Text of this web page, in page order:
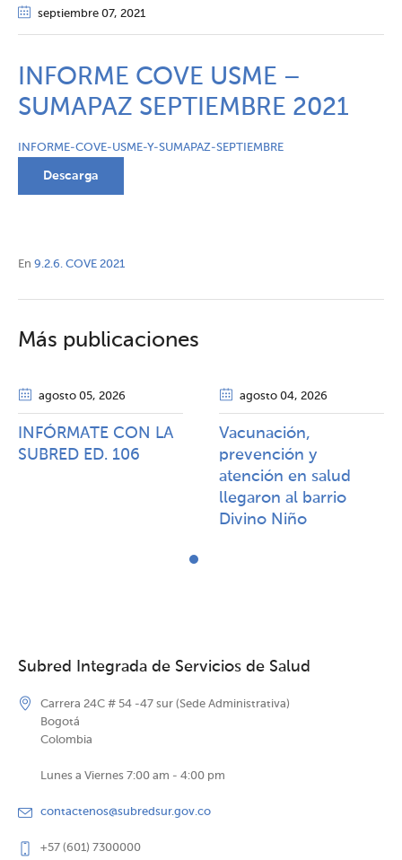
septiembre 07, 2021
INFORME COVE USME –
SUMAPAZ SEPTIEMBRE 2021
INFORME-COVE-USME-Y-SUMAPAZ-SEPTIEMBRE
Descarga
En 9.2.6. COVE 2021
Más publicaciones
agosto 05, 2026
INFÓRMATE CON LA
SUBRED ED. 106
agosto 04, 2026
Vacunación,
prevención y
atención en salud
llegaron al barrio
Divino Niño
Subred Integrada de Servicios de Salud
Carrera 24C # 54 -47 sur (Sede Administrativa)
Bogotá
Colombia
Lunes a Viernes 7:00 am - 4:00 pm
contactenos@subredsur.gov.co
+57 (601) 7300000